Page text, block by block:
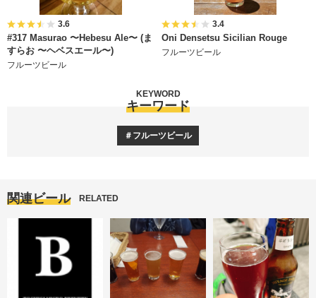
3.6
#317 Masurao 〜Hebesu Ale〜 (ま
すらお 〜ヘベスエール〜)
フルーツビール
3.4
Oni Densetsu Sicilian Rouge
フルーツビール
キーワード
KEYWORD
フルーツビール
関連ビール RELATED